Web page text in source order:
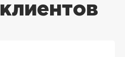
клиентов